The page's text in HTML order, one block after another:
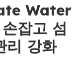
Water
잡고 섬
리 강화